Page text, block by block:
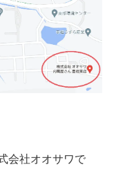
会社オオサワで